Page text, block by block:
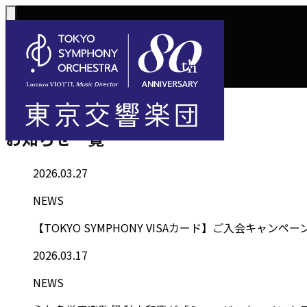
Concerts
東京オペラシティ
指揮
社会貢献
税制上の
トップ お知らせ一覧
Information
お知らせ一覧
2026.03.27
NEWS
【TOKYO SYMPHONY VISAカード】ご入会キャンペ
2026.03.17
NEWS